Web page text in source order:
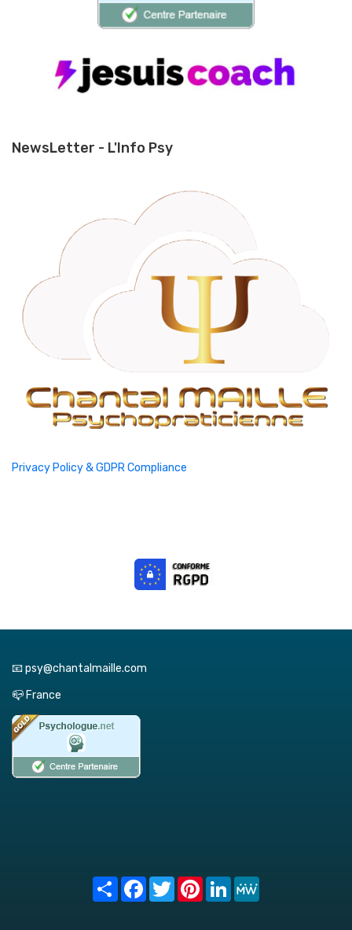
NewsLetter - L'Info Psy
Privacy Policy & GDPR Compliance
📧 psy@chantalmaille.com
📪 France
Share FacebookTwitterPinterest
LinkedIn